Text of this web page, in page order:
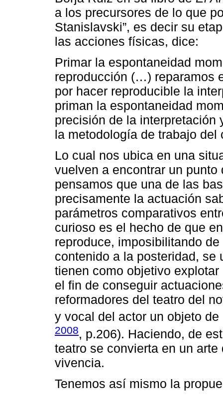
a los precursores de lo que
Stanislavski”, es decir su
las acciones físicas, dice:
Primar la espontaneidad
reproducción (…) reparamos
por hacer reproducible la
priman la espontaneidad
precisión de la interpretación
la metodología de trabajo del
Lo cual nos ubica en una
vuelven a encontrar un
pensamos que una de las
precisamente la actuación
parámetros comparativos
curioso es el hecho de que
reproduce, imposibilitando
contenido a la posteridad,
tienen como objetivo
el fin de conseguir
reformadores del teatro del
y vocal del actor un objeto
2008, p.206). Haciendo, de
teatro se convierta en un
vivencia.
Tenemos así mismo la